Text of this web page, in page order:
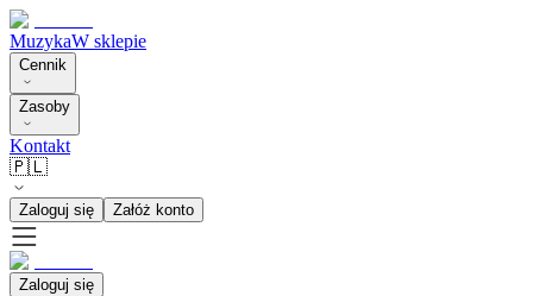
MuzykaW sklepie
Cennik
Zasoby
Kontakt
🇵🇱
Zaloguj się Załóż konto
Zaloguj się